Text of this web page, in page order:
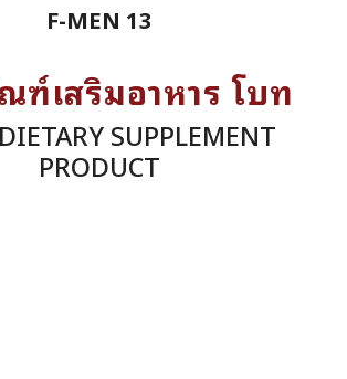
F-MEN 13
เสริมอาหาร โบท
SUPPLEMENT
PRODUCT